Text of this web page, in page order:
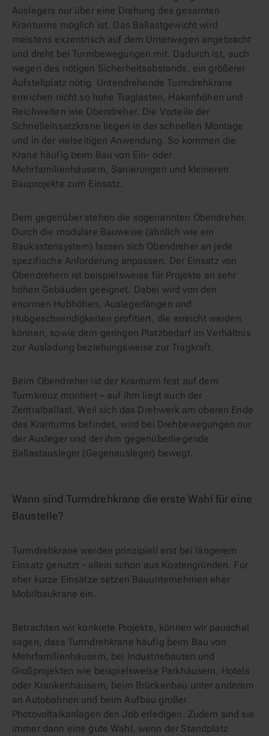
Auslegers nur über eine Drehung des gesamten
Kranturms möglich ist. Das Ballastgewicht wird
meistens exzentrisch auf dem Unterwagen angebracht
und dreht bei Turmbewegungen mit. Dadurch ist, auch
wegen des nötigen Sicherheitsabstands, ein größerer
Aufstellplatz nötig. Untendrehende Turmdrehkrane
erreichen nicht so hohe Traglasten, Hakenhöhen und
Reichweiten wie Obendreher. Die Vorteile der
Schnelleinsatzkrane liegen in der schnellen Montage
und in der vielseitigen Anwendung. So kommen die
Krane häufig beim Bau von Ein- oder
Mehrfamilienhäusern, Sanierungen und kleineren
Bauprojekte zum Einsatz.
Dem gegenüber stehen die sogenannten Obendreher.
Durch die modulare Bauweise (ähnlich wie ein
Baukastensystem) lassen sich Obendreher an jede
spezifische Anforderung anpassen. Der Einsatz von
Obendrehern ist beispielsweise für Projekte an sehr
hohen Gebäuden geeignet. Dabei wird von den
enormen Hubhöhen, Auslegerlängen und
Hubgeschwindigkeiten profitiert, die erreicht werden
können, sowie dem geringen Platzbedarf im Verhältnis
zur Ausladung beziehungsweise zur Tragkraft.
Beim Obendreher ist der Kranturm fest auf dem
Turmkreuz montiert – auf ihm liegt auch der
Zentralballast. Weil sich das Drehwerk am oberen Ende
des Kranturms befindet, wird bei Drehbewegungen nur
der Ausleger und der ihm gegenüberliegende
Ballastausleger (Gegenausleger) bewegt.
Wann sind Turmdrehkrane die erste Wahl für eine
Baustelle?
Turmdrehkrane werden prinzipiell erst bei längerem
Einsatz genutzt - allein schon aus Kostengründen. Für
eher kurze Einsätze setzen Bauunternehmen eher
Mobilbaukrane ein.
Betrachten wir konkrete Projekte, können wir pauschal
sagen, dass Turmdrehkrane häufig beim Bau von
Mehrfamilienhäusern, bei Industriebauten und
Großprojekten wie beispielsweise Parkhäusern, Hotels
oder Krankenhäusern, beim Brückenbau unter anderem
an Autobahnen und beim Aufbau großer
Photovoltaikanlagen den Job erledigen. Zudem sind sie
immer dann eine gute Wahl, wenn der Standplatz